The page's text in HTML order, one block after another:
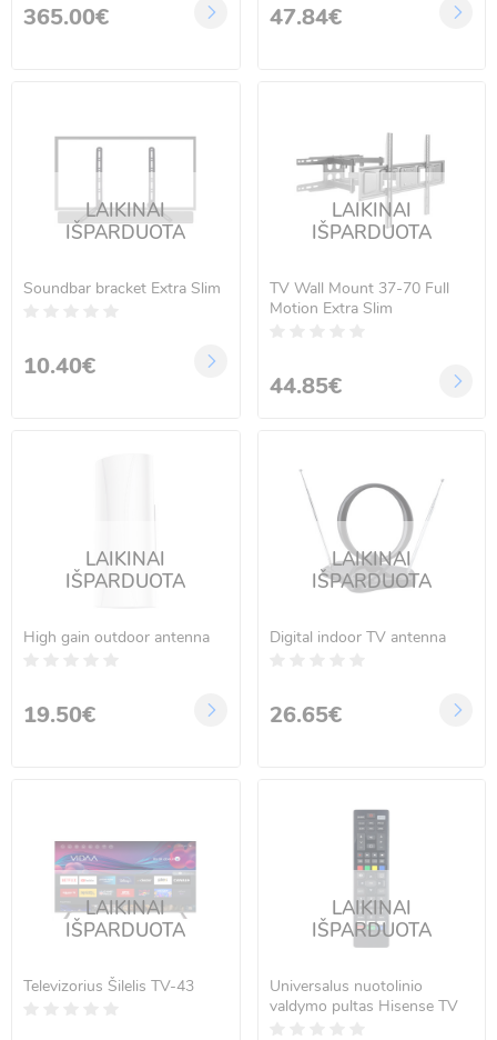
365.00€ 47.84€
LAIKINAI
IŠPARDUOTA
Soundbar bracket Extra Slim
10.40€
LAIKINAI
IŠPARDUOTA
TV Wall Mount 37-70 Full
Motion Extra Slim
44.85€
LAIKINAI
IŠPARDUOTA
High gain outdoor antenna
19.50€
LAIKINAI
IŠPARDUOTA
Digital indoor TV antenna
26.65€
LAIKINAI
IŠPARDUOTA
Televizorius Šilelis TV-43
LAIKINAI
IŠPARDUOTA
Universalus nuotolinio
valdymo pultas Hisense TV